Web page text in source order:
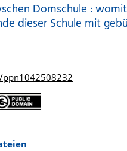
Domschule :
dieser Schule mit